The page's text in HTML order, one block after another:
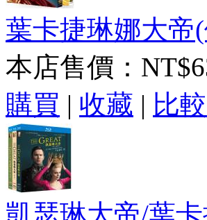
葉卡捷琳娜大帝
本店售價：
購買 | 收藏 | 比較